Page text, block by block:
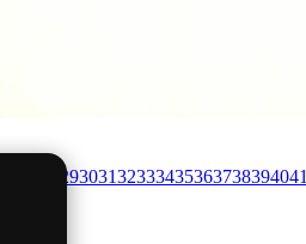
29303132333435363738394041